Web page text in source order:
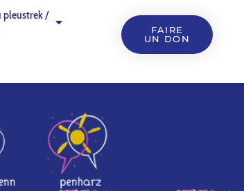
pleustrek /
FAIRE
UN DON